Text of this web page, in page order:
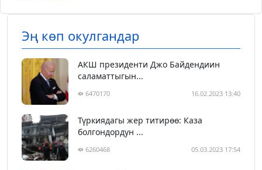
Эң көп окулгандар
АКШ президенти Джо Байдендиин
саламаттыгын...
6470170 16.02.2023 13:40
Түркиядагы жер титирөө: Каза
болгондордун ...
6260468 05.03.2023 17:54